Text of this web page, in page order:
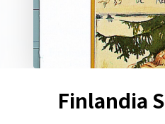
Finlandia